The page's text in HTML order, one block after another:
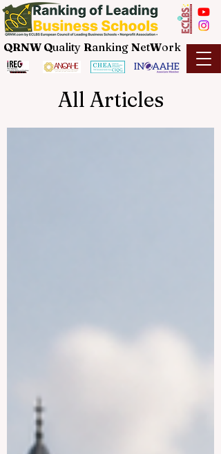
QRNW Quality Ranking NetWork
All Articles